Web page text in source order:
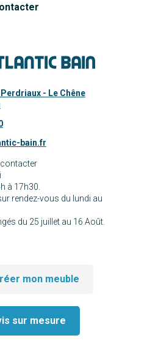
- Le Chêne
bain.fr
à 17h30.
rendez-vous du lundi au
du 25 juillet au 16 Août.
mon meuble
sur mesure